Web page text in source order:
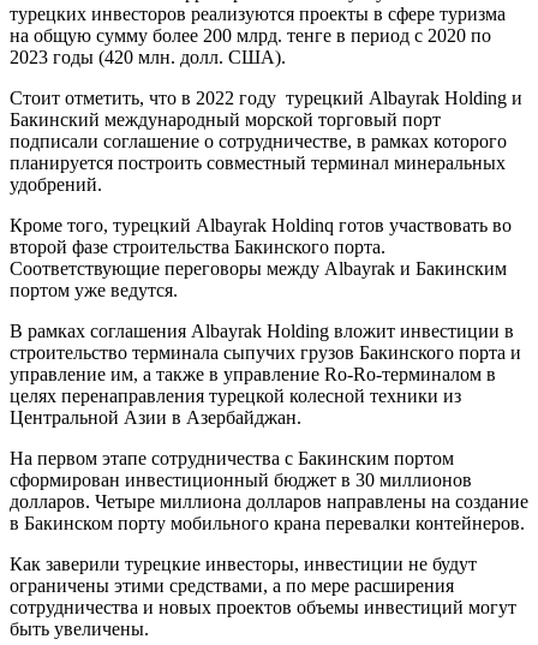
турецких инвесторов реализуются проекты в сфере туризма
на общую сумму более 200 млрд. тенге в период с 2020 по
2023 годы (420 млн. долл. США).
Стоит отметить, что в 2022 году турецкий Albayrak Holding и
Бакинский международный морской торговый порт
подписали соглашение о сотрудничестве, в рамках которого
планируется построить совместный терминал минеральных
удобрений.
Кроме того, турецкий Albayrak Holdinq готов участвовать во
второй фазе строительства Бакинского порта.
Соответствующие переговоры между Albayrak и Бакинским
портом уже ведутся.
В рамках соглашения Albayrak Holding вложит инвестиции в
строительство терминала сыпучих грузов Бакинского порта и
управление им, а также в управление Ro-Ro-терминалом в
целях перенаправления турецкой колесной техники из
Центральной Азии в Азербайджан.
На первом этапе сотрудничества с Бакинским портом
сформирован инвестиционный бюджет в 30 миллионов
долларов. Четыре миллиона долларов направлены на создание
в Бакинском порту мобильного крана перевалки контейнеров.
Как заверили турецкие инвесторы, инвестиции не будут
ограничены этими средствами, а по мере расширения
сотрудничества и новых проектов объемы инвестиций могут
быть увеличены.